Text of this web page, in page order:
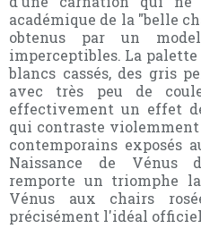
académique de la "belle
obtenus par un
imperceptibles. La palette
blancs cassés, des gris
avec très peu de
effectivement un effet
qui contraste
contemporains exposés
Naissance de Vénus
remporte un triomphe
Vénus aux chairs
précisément l'idéal